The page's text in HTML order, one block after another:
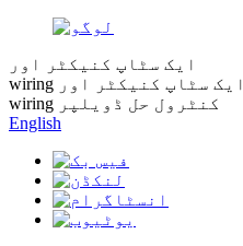
ایک سٹاپ کنیکٹر اور
ایک سٹاپ کنیکٹر اور
wiring کنٹرول حل ڈویلپر
English